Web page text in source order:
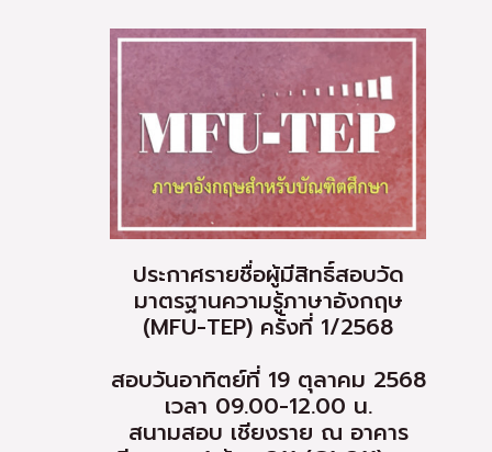
ประกาศรายชื่อผู้มีสิทธิ์สอบวัด
มาตรฐานความรู้ภาษาอังกฤษ
(MFU-TEP) ครั้งที่ 1/2568
สอบวันอาทิตย์ที่ 19 ตุลาคม 2568
เวลา 09.00-12.00 น.
สนามสอบ เชียงราย ณ อาคาร